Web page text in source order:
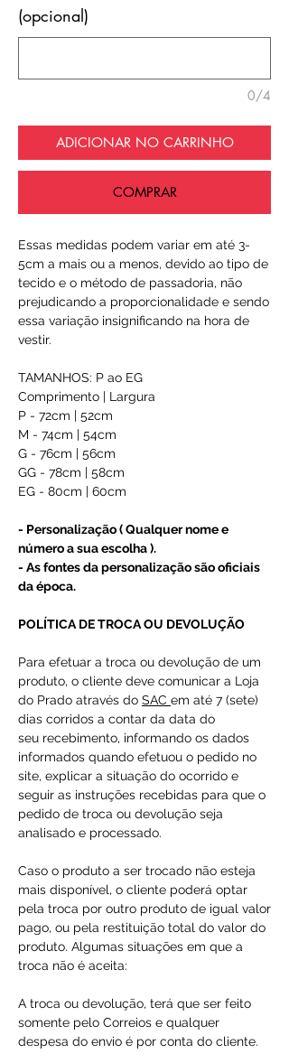
(opcional)
0/4
ADICIONAR NO CARRINHO
COMPRAR
Essas medidas podem variar em até 3-
5cm a mais ou a menos, devido ao tipo de
tecido e o método de passadoria, não
prejudicando a proporcionalidade e sendo
essa variação insignificando na hora de
vestir.
TAMANHOS: P ao EG
Comprimento | Largura
P - 72cm | 52cm
M - 74cm | 54cm
G - 76cm | 56cm
GG - 78cm | 58cm
EG - 80cm | 60cm
- Personalização ( Qualquer nome e
número a sua escolha ).
- As fontes da personalização são oficiais
da época.
POLÍTICA DE TROCA OU DEVOLUÇÃO
Para efetuar a troca ou devolução de um
produto, o cliente deve comunicar a Loja
do Prado através do SAC em até 7 (sete)
dias corridos a contar da data do
seu recebimento, informando os dados
informados quando efetuou o pedido no
site, explicar a situação do ocorrido e
seguir as instruções recebidas para que o
pedido de troca ou devolução seja
analisado e processado.
Caso o produto a ser trocado não esteja
mais disponível, o cliente poderá optar
pela troca por outro produto de igual valor
pago, ou pela restituição total do valor do
produto. Algumas situações em que a
troca não é aceita:
A troca ou devolução, terá que ser feito
somente pelo Correios e qualquer
despesa do envio é por conta do cliente.